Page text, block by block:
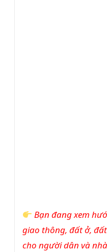
Bạn đang xem
giao thông, đất ở,
cho người dân và